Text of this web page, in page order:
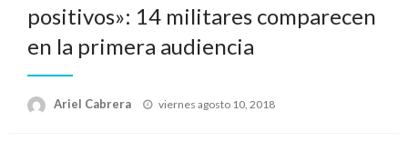
positivos»: 14 militares comparecen
en la primera audiencia
Ariel Cabrera
Publicado
viernes agosto 10, 2018